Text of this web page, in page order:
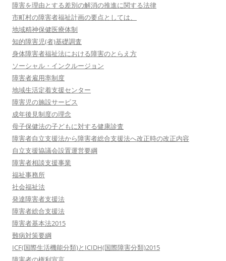
障害を理由とする差別の解消の推進に関する法律
市町村の障害者福祉計画の要点としては、
地域精神保健医療体制
知的障害児(者)基礎調査
身体障害者福祉法における障害のとらえ方
ソーシャル・インクルージョン
障害者雇用率制度
地域生活定着支援センター
障害児の施設サービス
成年後見制度の理念
母子保健法の子どもに対する健康診査
障害者自立支援法から障害者総合支援法へ改正時の改正内容
自立支援協議会設置運営要綱
障害者相談支援事業
福祉事務所
社会福祉法
発達障害者支援法
障害者総合支援法
障害者基本法2015
難病対策要綱
ICF(国際生活機能分類)とICIDH(国際障害分類)2015